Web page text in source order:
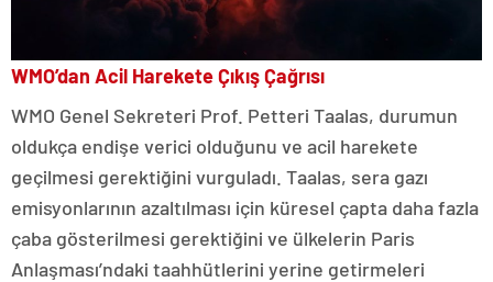
WMO’dan Acil Harekete Çıkış Çağrısı
WMO Genel Sekreteri Prof. Petteri Taalas, durumun
oldukça endişe verici olduğunu ve acil harekete
geçilmesi gerektiğini vurguladı. Taalas, sera gazı
emisyonlarının azaltılması için küresel çapta daha fazla
çaba gösterilmesi gerektiğini ve ülkelerin Paris
Anlaşması’ndaki taahhütlerini yerine getirmeleri